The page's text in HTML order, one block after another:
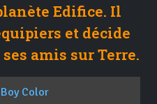
Edifice. Il
et décide
amis sur Terre.
Color